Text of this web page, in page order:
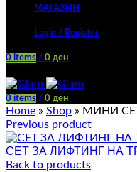
МАГАЗИН
Login / Register
0 items / 0 ден
0 items / 0 ден
Home » Shop » МИНИ
Previous product
СЕТ ЗА ЛИФТИНГ НА
Back to products